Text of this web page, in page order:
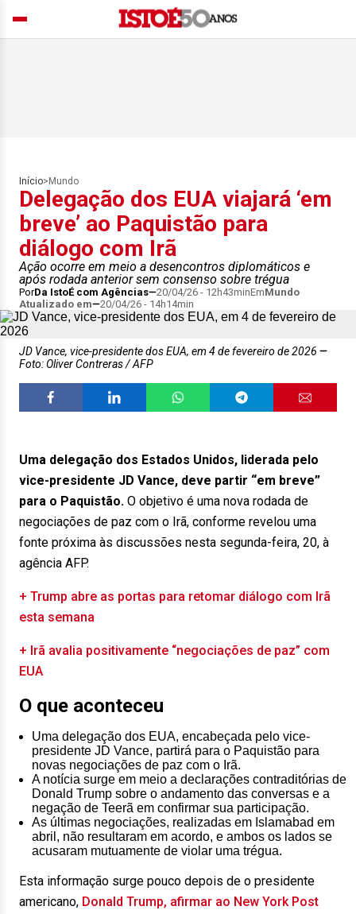
Início> Mundo
Delegação dos EUA viajará ‘em
breve’ ao Paquistão para
diálogo com Irã
Ação ocorre em meio a desencontros diplomáticos e
após rodada anterior sem consenso sobre trégua
PorDa IstoÉ com Agências 20/04/26 - 12h43minEmMundo
Atualizado em
20/04/26 - 14h14min
JD Vance, vice-presidente dos EUA, em 4 de fevereiro de 2026
Foto: Oliver Contreras / AFP
Uma delegação dos Estados Unidos, liderada pelo
vice-presidente JD Vance, deve partir “em breve”
para o Paquistão. O objetivo é uma nova rodada de
negociações de paz com o Irã, conforme revelou uma
fonte próxima às discussões nesta segunda-feira, 20, à
agência AFP.
+ Trump abre as portas para retomar diálogo com Irã
esta semana
+ Irã avalia positivamente “negociações de paz” com
EUA
O que aconteceu
Uma delegação dos EUA, encabeçada pelo vice-
presidente JD Vance, partirá para o Paquistão para
novas negociações de paz com o Irã.
A notícia surge em meio a declarações contraditórias de
Donald Trump sobre o andamento das conversas e a
negação de Teerã em confirmar sua participação.
As últimas negociações, realizadas em Islamabad em
abril, não resultaram em acordo, e ambos os lados se
acusaram mutuamente de violar uma trégua.
Esta informação surge pouco depois de o presidente
americano, Donald Trump, afirmar ao New York Post